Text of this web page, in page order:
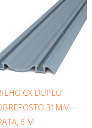
CX DUPLO
31MM –
6 M